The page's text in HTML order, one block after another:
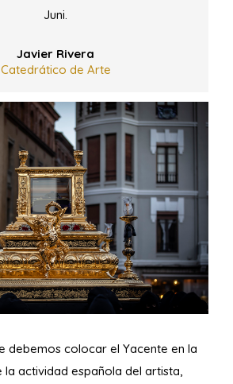
Juni.
Javier Rivera
Catedrático de Arte
debemos colocar el Yacente en la
actividad española del artista,